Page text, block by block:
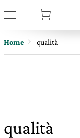
Home qualità
qualità